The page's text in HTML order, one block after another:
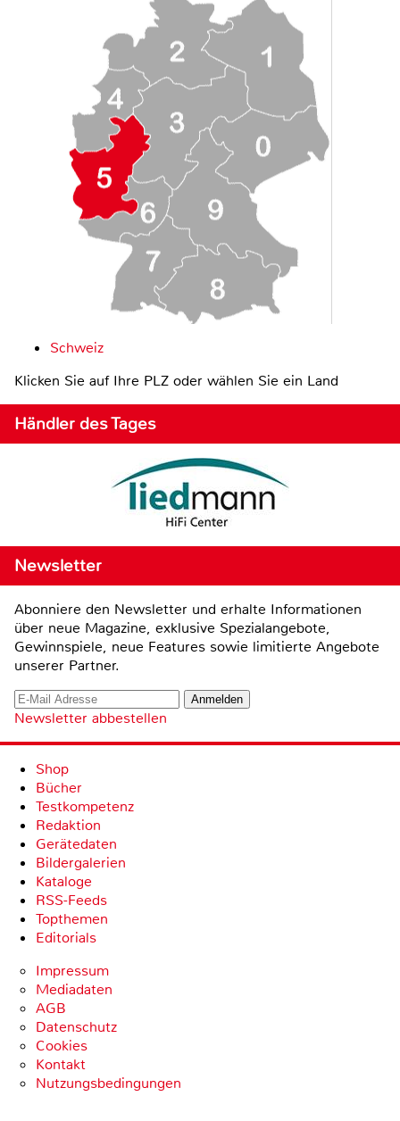
Schweiz
Klicken Sie auf Ihre PLZ oder wählen Sie ein Land
Händler des Tages
Newsletter
Abonniere den Newsletter und erhalte Informationen
über neue Magazine, exklusive Spezialangebote,
Gewinnspiele, neue Features sowie limitierte Angebote
unserer Partner.
Newsletter abbestellen
Shop
Bücher
Testkompetenz
Redaktion
Gerätedaten
Bildergalerien
Kataloge
RSS-Feeds
Topthemen
Editorials
Impressum
Mediadaten
AGB
Datenschutz
Cookies
Kontakt
Nutzungsbedingungen